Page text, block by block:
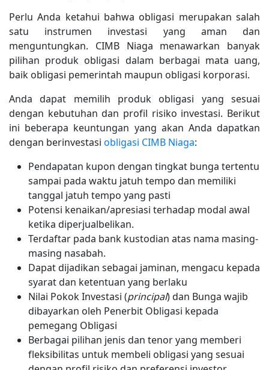
Perlu Anda ketahui bahwa obligasi merupakan salah
satu instrumen investasi yang aman dan
menguntungkan. CIMB Niaga menawarkan banyak
pilihan produk obligasi dalam berbagai mata uang,
baik obligasi pemerintah maupun obligasi korporasi.
Anda dapat memilih produk obligasi yang sesuai
dengan kebutuhan dan profil risiko investasi. Berikut
ini beberapa keuntungan yang akan Anda dapatkan
dengan berinvestasi obligasi CIMB Niaga:
Pendapatan kupon dengan tingkat bunga tertentu
sampai pada waktu jatuh tempo dan memiliki
tanggal jatuh tempo yang pasti
Potensi kenaikan/apresiasi terhadap modal awal
ketika diperjualbelikan.
Terdaftar pada bank kustodian atas nama masing-
masing nasabah.
Dapat dijadikan sebagai jaminan, mengacu kepada
syarat dan ketentuan yang berlaku
Nilai Pokok Investasi (principal) dan Bunga wajib
dibayarkan oleh Penerbit Obligasi kepada
pemegang Obligasi
Berbagai pilihan jenis dan tenor yang memberi
fleksibilitas untuk membeli obligasi yang sesuai